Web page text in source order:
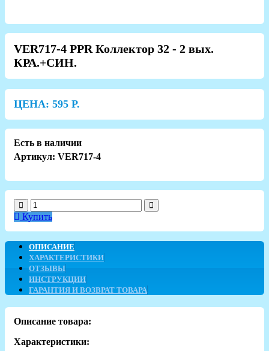
VER717-4 PPR Коллектор 32 - 2 вых.
КРА.+СИН.
ЦЕНА: 595 Р.
Есть в наличии
Артикул: VER717-4
Купить
ОПИСАНИЕ
ХАРАКТЕРИСТИКИ
ОТЗЫВЫ
ИНСТРУКЦИИ
ГАРАНТИЯ И ВОЗВРАТ ТОВАРА
Описание товара:
Характеристики: